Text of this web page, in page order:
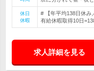
休日
休暇
# 【年平均138日休
有給休暇取得10日
求人詳細を見る